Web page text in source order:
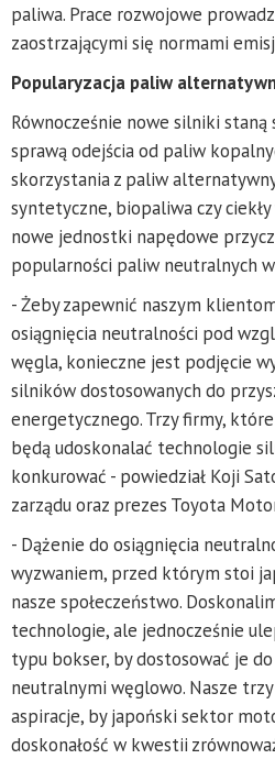
paliwa. Prace rozwojowe
zaostrzającymi się normami
Popularyzacja paliw
Równocześnie nowe silniki
sprawą odejścia od paliw
skorzystania z paliw
syntetyczne, biopaliwa czy
nowe jednostki napędowe
popularności paliw neutralnych
- Żeby zapewnić naszym
osiągnięcia neutralności pod
węgla, konieczne jest podjęcie
silników dostosowanych do
energetycznego. Trzy firmy,
będą udoskonalać technologie
konkurować - powiedział Koji
zarządu oraz prezes Toyota
- Dążenie do osiągnięcia
wyzwaniem, przed którym stoi
nasze społeczeństwo.
technologie, ale jednocześnie
typu bokser, by dostosować je
neutralnymi węglowo. Nasze
aspiracje, by japoński sektor
doskonałość w kwestii